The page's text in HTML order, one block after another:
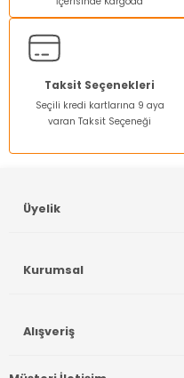
Taksit Seçenekleri
Seçili kredi kartlarına 9 aya
varan Taksit Seçeneği
Üyelik
Kurumsal
Alışveriş